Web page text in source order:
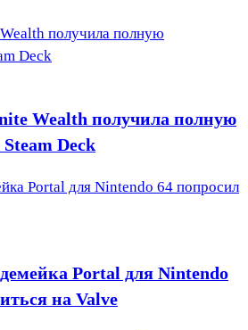
получила полную
Deck
Wealth получила полную
Deck
Portal для Nintendo 64 попросил
Portal для Nintendo
на Valve